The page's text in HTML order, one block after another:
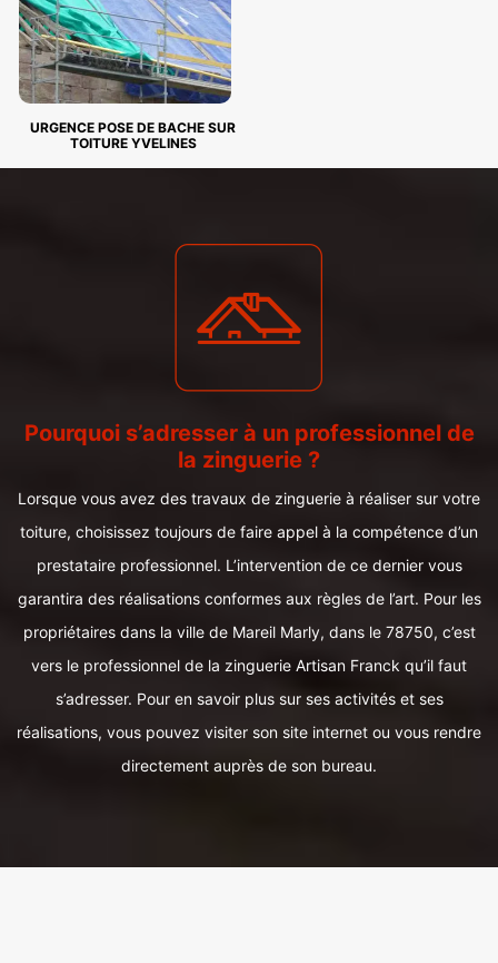
URGENCE POSE DE BACHE SUR
TOITURE YVELINES
Pourquoi s’adresser à un professionnel de
la zinguerie ?
Lorsque vous avez des travaux de zinguerie à réaliser sur votre
toiture, choisissez toujours de faire appel à la compétence d’un
prestataire professionnel. L’intervention de ce dernier vous
garantira des réalisations conformes aux règles de l’art. Pour les
propriétaires dans la ville de Mareil Marly, dans le 78750, c’est
vers le professionnel de la zinguerie Artisan Franck qu’il faut
s’adresser. Pour en savoir plus sur ses activités et ses
réalisations, vous pouvez visiter son site internet ou vous rendre
directement auprès de son bureau.